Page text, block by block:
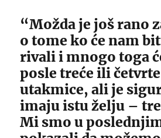
“Možda je još rano
o tome ko će nam
rivali i mnogo toga
posle treće ili
utakmice, ali je
imaju istu želju –
Mi smo u